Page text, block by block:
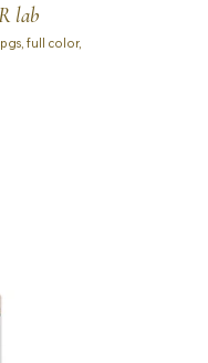
lab
full color,